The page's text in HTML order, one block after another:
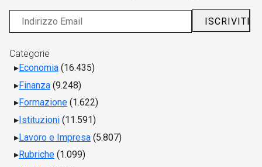
Categorie
Economia (16.435)
Finanza (9.248)
Formazione (1.622)
Istituzioni (11.591)
Lavoro e Impresa (5.807)
Rubriche (1.099)